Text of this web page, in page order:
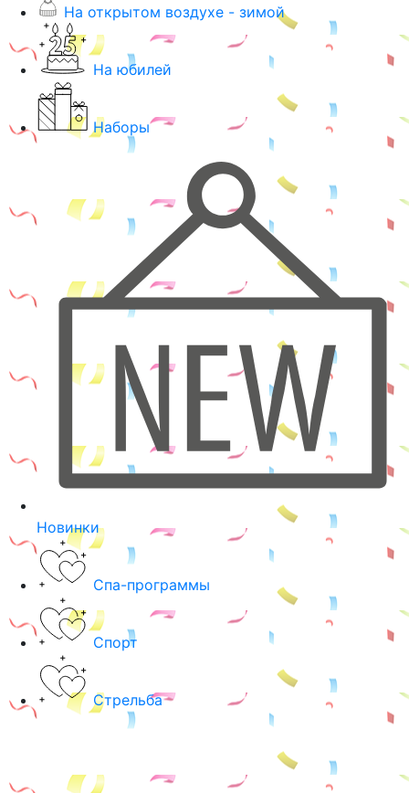
На открытом воздухе - зимой
На юбилей
Наборы
Новинки
Спа-программы
Спорт
Стрельба